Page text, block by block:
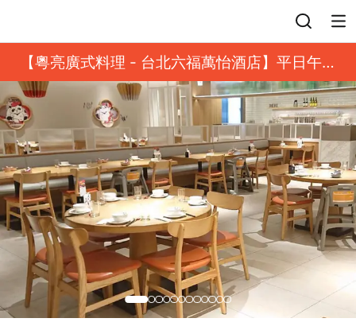
【粵亮廣式料理 - 台北六福萬怡酒店】平日午餐
8 折起｜靓港點套餐